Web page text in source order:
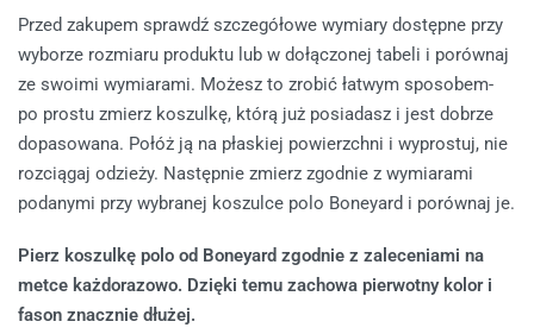
Przed zakupem sprawdź szczegółowe wymiary dostępne przy
wyborze rozmiaru produktu lub w dołączonej tabeli i porównaj
ze swoimi wymiarami. Możesz to zrobić łatwym sposobem-
po prostu zmierz koszulkę, którą już posiadasz i jest dobrze
dopasowana. Połóż ją na płaskiej powierzchni i wyprostuj, nie
rozciągaj odzieży. Następnie zmierz zgodnie z wymiarami
podanymi przy wybranej koszulce polo Boneyard i porównaj je.
Pierz koszulkę polo od Boneyard zgodnie z zaleceniami na
metce każdorazowo. Dzięki temu zachowa pierwotny kolor i
fason znacznie dłużej.